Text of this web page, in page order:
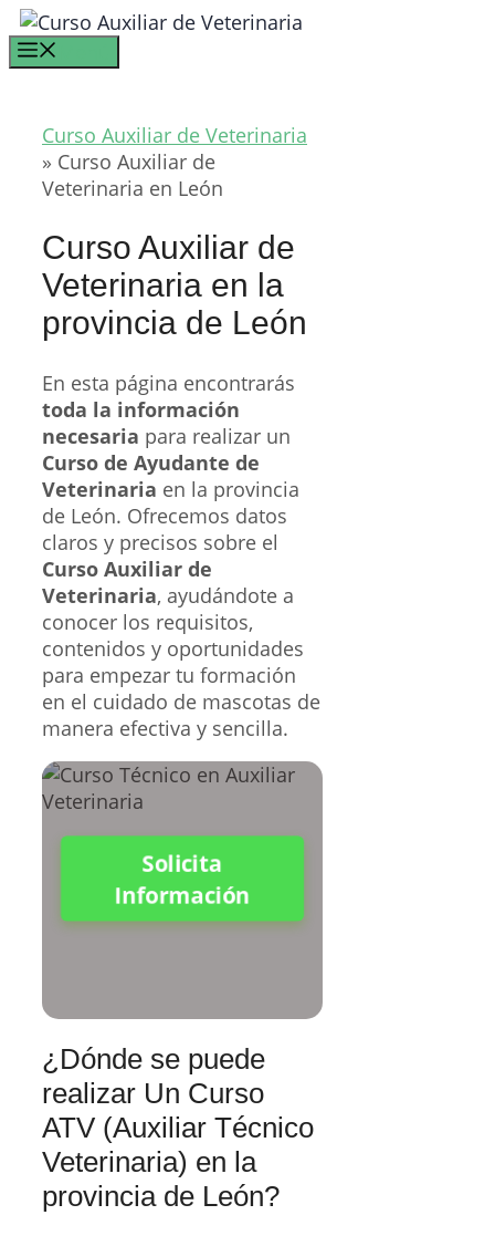
Saltar
al
contenido
Curso Auxiliar de Veterinaria
» Curso Auxiliar de
Veterinaria en León
Curso Auxiliar de
Veterinaria en la
provincia de León
En esta página encontrarás
toda la información
necesaria para realizar un
Curso de Ayudante de
Veterinaria en la provincia
de León. Ofrecemos datos
claros y precisos sobre el
Curso Auxiliar de
Veterinaria, ayudándote a
conocer los requisitos,
contenidos y oportunidades
para empezar tu formación
en el cuidado de mascotas de
manera efectiva y sencilla.
Solicita
Información
¿Dónde se puede
realizar Un Curso
ATV (Auxiliar Técnico
Veterinaria) en la
provincia de León?